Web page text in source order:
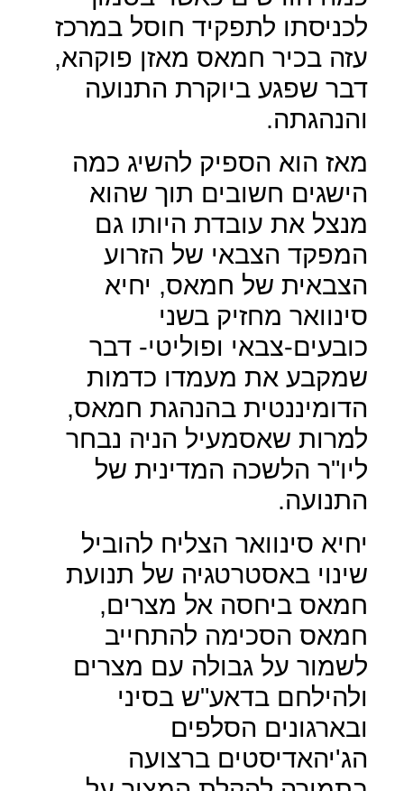
לכניסתו לתפקיד חוסל במרכז
עזה בכיר חמאס מאזן פוקהא,
דבר שפגע ביוקרת התנועה
והנהגתה.
מאז הוא הספיק להשיג כמה
הישגים חשובים תוך שהוא
מנצל את עובדת היותו גם
המפקד הצבאי של הזרוע
הצבאית של חמאס, יחיא
סינוואר מחזיק בשני
כובעים-צבאי ופוליטי- דבר
שמקבע את מעמדו כדמות
הדומיננטית בהנהגת חמאס,
למרות שאסמעיל הניה נבחר
ליו"ר הלשכה המדינית של
התנועה.
יחיא סינוואר הצליח להוביל
שינוי באסטרטגיה של תנועת
חמאס ביחסה אל מצרים,
חמאס הסכימה להתחייב
לשמור על גבולה עם מצרים
ולהילחם בדאע"ש בסיני
ובארגונים הסלפים
הג'יהאדיסטים ברצועה